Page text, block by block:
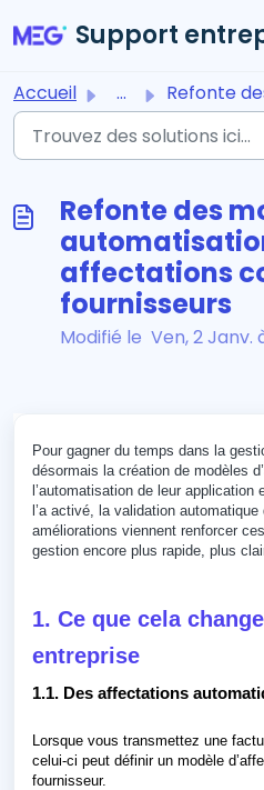
Support
Accueil ... Refonte des modèles et
Refonte des
affectations
fournisseurs
Modifié le Ven, 2 Janv.
Pour gagner du temps dans la
désormais la création de modèles
l’automatisation de leur
l’a activé, la validation
améliorations viennent renforcer
gestion encore plus rapide, plus
1. Ce que cela
entreprise
1.1. Des affectations
Lorsque vous transmettez une
celui-ci peut définir un modèle
fournisseur.